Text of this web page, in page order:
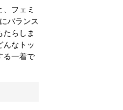
フェミ
バランス
らしま
んなトッ
る一着で